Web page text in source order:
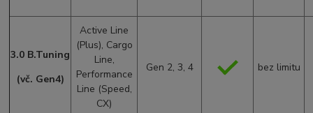
3.0 B.Tuning
(vč. Gen4)
Active Line
(Plus), Cargo
Line,
Performance
Line (Speed,
CX)
Gen 2, 3, 4 bez limitu